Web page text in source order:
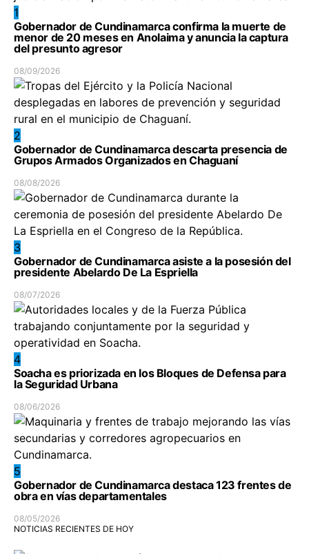
1
Gobernador de Cundinamarca confirma la muerte de
menor de 20 meses en Anolaima y anuncia la captura
del presunto agresor
08/09/2026
2
Gobernador de Cundinamarca descarta presencia de
Grupos Armados Organizados en Chaguaní
08/08/2026
3
Gobernador de Cundinamarca asiste a la posesión del
presidente Abelardo De La Espriella
08/07/2026
4
Soacha es priorizada en los Bloques de Defensa para
la Seguridad Urbana
08/06/2026
5
Gobernador de Cundinamarca destaca 123 frentes de
obra en vías departamentales
08/05/2026
NOTICIAS RECIENTES DE HOY